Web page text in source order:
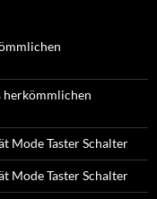
herkömmlichen
Mode Taster Schalter
Mode Taster Schalter